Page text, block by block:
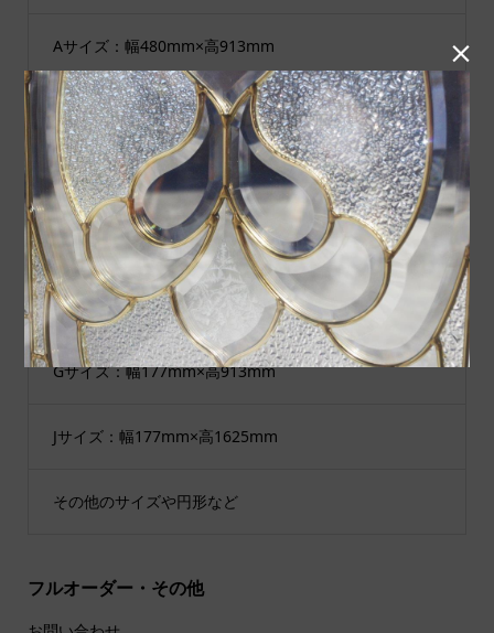
Aサイズ：幅480mm×高913mm
Bサイズ：幅480mm×高1625mm
Cサイズ：幅289mm×高927mm
Dサイズ：幅200mm×高200mm
Eサイズ：幅300mm×高300mm
Gサイズ：幅177mm×高913mm
Jサイズ：幅177mm×高1625mm
その他のサイズや円形など
フルオーダー・その他
